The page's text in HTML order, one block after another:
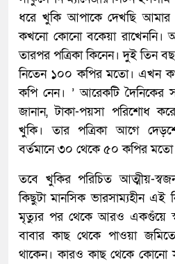
ধরে খুকি আপাকে দেখছি আমার
কখনো কোনো বকেয়া রাখেননি।
তারপর পত্রিকা কিনেন। দুই তিন
নিতেন ১০০ কপির মতো। এখন
কপি নেন। ’ আরেকটি দৈনিকের
জানান, টাকা-পয়সা পরিশোধ
খুকি। তার পত্রিকা আগে
বর্তমানে ৩০ থেকে ৫০ কপির মতো
তবে খুকির পরিচিত আত্মীয়-
কিছুটা মানসিক ভারসাম্যহীন এই
মৃত্যুর পর থেকে আরও একগুঁয়ে
বাবার কাছ থেকে পাওয়া
থাকেন। কারও কাছ থেকে কোনো